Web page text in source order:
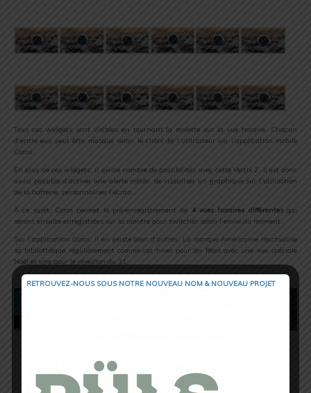
Tous ces widgets sont visibles en tournant la molette sur la vue horaire. Chacun
d’entre eux peut être masqué selon le choix de l’utilisateur via l’application mobile
Coros.
En plus de ces widgets, il existe nombre de possibilités avec cette Vertix 2. Il est donc
aussi possible d’activer une alerte météo, de visualiser un graphique sur l’utilisation
de la batterie, personnaliser l’écran…
À ce sujet, Coros permet le pré-enregistrement de 4 vues horaires différentesqui
seront ensuite enregistrées sur la montre pour switcher selon l’envie du moment.
Sur l’application Coros, il en existe bien d’autres. La marque Américaine réactualise
sa bibliothèque régulièrement comme cet hiver pour les fêtes avec une vue spéciale
Noël et une pour le réveillon du 31.
RETROUVEZ-NOUS SOUS NOTRE NOUVEAU NOM & NOUVEAU PROJET